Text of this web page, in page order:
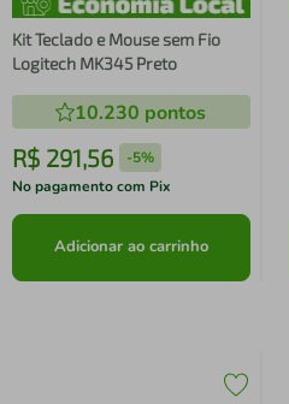
Kit Teclado e Mouse sem Fio
Logitech MK345 Preto
10.230 pontos
R$ 291,56 -5%
No pagamento com Pix
Adicionar ao carrinho